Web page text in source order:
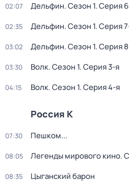
02:07 Дельфин. Сезон 1. Серия
02:35 Дельфин. Сезон 1. Серия
03:02 Дельфин. Сезон 1. Серия
03:30 Волк. Сезон 1. Серия 3-я
04:15 Волк. Сезон 1. Серия 4-я
Россия К
07:30 Пешком...
08:05 Легенды мирового кино.
08:35 Цыганский барон